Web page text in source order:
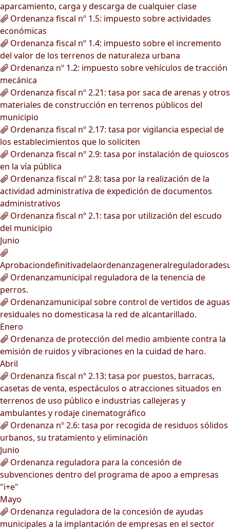
aparcamiento, carga y descarga de cualquier clase
Ordenanza fiscal nº 1.5: impuesto sobre actividades
económicas
Ordenanza fiscal nº 1.4: impuesto sobre el incremento
del valor de los terrenos de naturaleza urbana
Ordenanza nº 1.2: impuesto sobre vehículos de tracción
mecánica
Ordenanza fiscal nº 2.21: tasa por saca de arenas y otros
materiales de construcción en terrenos públicos del
municipio
Ordenanza fiscal nº 2.17: tasa por vigilancia especial de
los establecimientos que lo soliciten
Ordenanza fiscal nº 2.9: tasa por instalación de quioscos
en la vía pública
Ordenanza fiscal nº 2.8: tasa por la realización de la
actividad administrativa de expedición de documentos
administrativos
Ordenanza fiscal nº 2.1: tasa por utilización del escudo
del municipio
Junio
Ordenanzamunicipal reguladora de la tenencia de
perros.
Ordenanzamunicipal sobre control de vertidos de aguas
residuales no domesticasa la red de alcantarillado.
Enero
Ordenanza de protección del medio ambiente contra la
emisión de ruidos y vibraciones en la cuidad de haro.
Abril
Ordenanza fiscal nº 2.13: tasa por puestos, barracas,
casetas de venta, espectáculos o atracciones situados en
terrenos de uso público e industrias callejeras y
ambulantes y rodaje cinematográfico
Ordenanza nº 2.6: tasa por recogida de residuos sólidos
urbanos, su tratamiento y eliminación
Junio
Ordenanza reguladora para la concesión de
subvenciones dentro del programa de apoo a empresas
"i+e"
Mayo
Ordenanza reguladora de la concesión de ayudas
municipales a la implantación de empresas en el sector